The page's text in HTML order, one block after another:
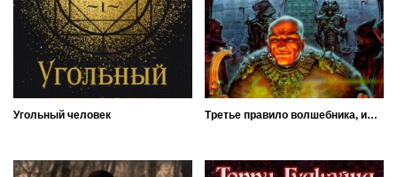
Угольный человек Третье правило волшебника, или Защитники Паствы